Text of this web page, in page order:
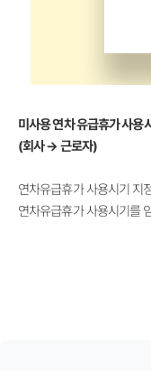
미사용 연차 유급휴가 사용
(회사 → 근로자)
연차유급휴가 사용시기 지
연차유급휴가 사용시기를